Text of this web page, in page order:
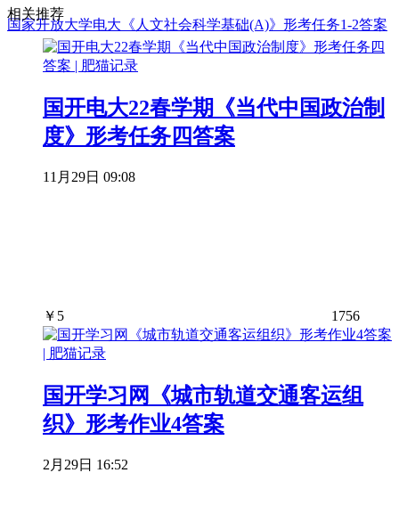
国家开放大学电大《人文社会科学基础(A)》形考任务1-2答案
相关推荐
国开电大22春学期《当代中国政治制
度》形考任务四答案
11月29日 09:08
￥ 5 1756
国开学习网《城市轨道交通客运组
织》形考作业4答案
2月29日 16:52